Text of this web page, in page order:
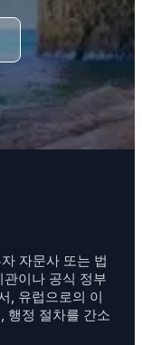
자문사 또는 법
이나 공식 정부
, 유럽으로의 이
행정 절차를 간소